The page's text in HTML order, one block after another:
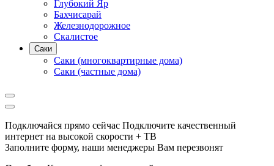
Глубокий Яр
Бахчисарай
Железнодорожное
Скалистое
Саки
Саки (многоквартирные дома)
Саки (частные дома)
Подключайся прямо сейчас Подключите качественный
интернет на высокой скорости + ТВ
Заполните форму, наши менеджеры Вам перезвонят